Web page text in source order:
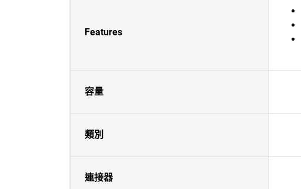
Features
容量
類別
連接器